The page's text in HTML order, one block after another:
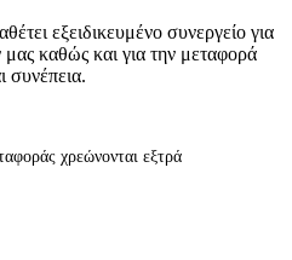
εξειδικευμένο συνεργείο για
καθώς και για την μεταφορά
συνέπεια.
χρεώνονται εξτρά